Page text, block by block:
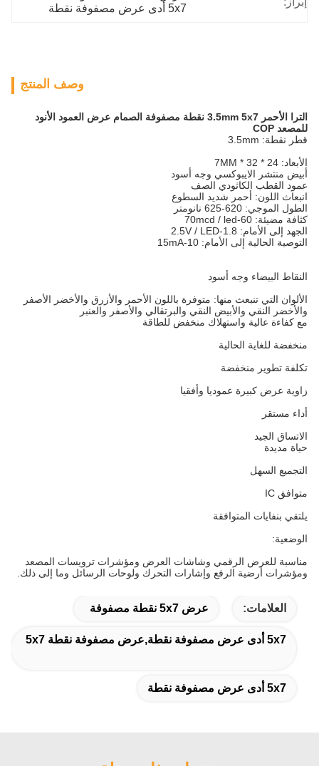
5x7 أدى عرض مصفوفة نقطة
وصف المنتج
الترا الأحمر 3.5mm 5x7 نقطة مصفوفة الصمام عرض العمود الأنود
للمصعد COP
قطر نقطة: 3.5mm
الأبعاد: 24 * 32 * 7MM
أبيض منتشر الايبوكسي وجه أسود
عمود القطب الكاثودي الصف
انبعاث اللون: أحمر شديد السطوع
الطول الموجي: 620-625 نانومتر
كثافة مضيئة: 60-70mcd / led
الجهد إلى الأمام: 1.8-2.5V / LED
التوصية الحالية إلى الأمام: 10-15mA
النقاط البيضاء وجه أسود
الألوان التي تنبعث منها: متوفرة باللون الأحمر والأزرق والأخضر الأصفر
والأخضر النقي والأبيض النقي والبرتقالي والأصفر والعنبر
مع كفاءة عالية واستهلاك منخفض للطاقة
منخفضة للغاية الحالية
تكلفة تطوير منخفضة
زاوية عرض كبيرة عموديا وأفقيا
أداء مستقر
الاتساق الجيد
حياة مديدة
التجميع السهل
متوافق IC
يلتقي بنفايات المتوافقة
الوضعية:
مناسبة للعرض الرقمي وشاشات العرض ومؤشرات ترويسات المصعد
ومؤشرات أرضية الرفع وإشارات التحرك ولوحات الرسائل وما إلى ذلك.
العلامات: عرض 5x7 نقطة مصفوفة
5x7 أدى عرض مصفوفة نقطة,عرض مصفوفة نقطة 5x7
5x7 أدى عرض مصفوفة نقطة